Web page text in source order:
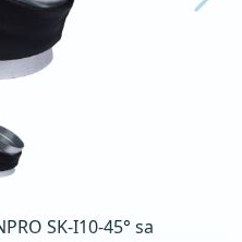
SK-I10-45° sa